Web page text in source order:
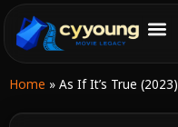
Home » As If It’s True (2023)